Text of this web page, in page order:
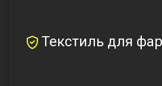
Текстиль для фар